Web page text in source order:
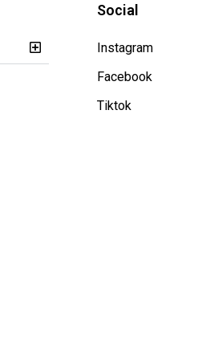
Social
Instagram
Facebook
Tiktok